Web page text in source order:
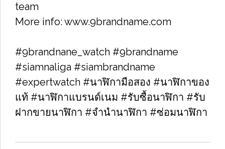
team
More info: www.9brandname.com
#9brandnane_watch #9brandname
#siamnaliga #siambrandname
#expertwatch #นาฬิกามือสอง #นาฬิกาของ
แท้ #นาฬิกาแบรนด์เนม #รับซื้อนาฬิกา​ #รับ
ฝากขายนาฬิกา #จำนำนาฬิกา #ซ่อมนาฬิกา